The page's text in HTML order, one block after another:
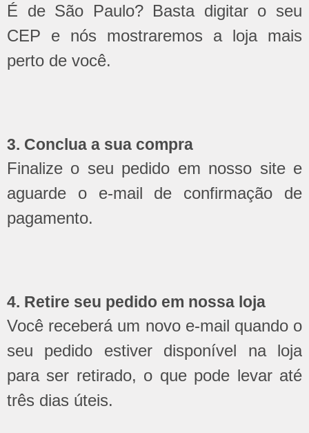
É de São Paulo? Basta digitar o seu
CEP e nós mostraremos a loja mais
perto de você.
3. Conclua a sua compra
Finalize o seu pedido em nosso site e
aguarde o e-mail de confirmação de
pagamento.
4. Retire seu pedido em nossa loja
Você receberá um novo e-mail quando o
seu pedido estiver disponível na loja
para ser retirado, o que pode levar até
três dias úteis.